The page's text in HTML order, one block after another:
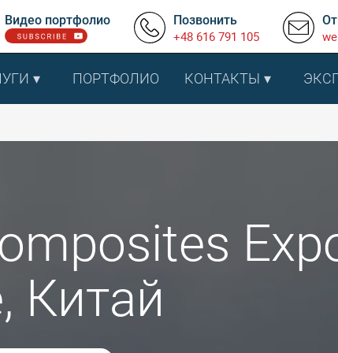
Видео портфолио Позвонить
+48 616 791 105
ПОРТФОЛИО КОНТАКТЫ
Китай